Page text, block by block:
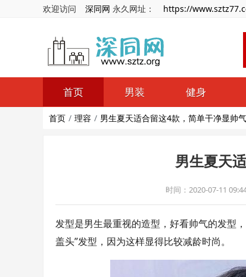
欢迎访问 深同网 永久网址： https://
首页 男装 健身
首页 理容 男生夏天适合留这4款，简单干净显帅气
男生夏天
时间：2020-07-11
发型是男生最重视的造型，好看帅气的发型
盖头”发型，因为这样显得比较减龄时尚。